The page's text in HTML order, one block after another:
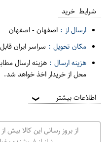
شرایط خرید
ارسال از : اصفهان-اصفهان
مکان تحویل : سراسر ایران
هزینه ارسال : هزینه ارسال
محل از خریدار اخذ خواهد شد.
اطلاعات بیشتر ❯
از بروز رسانی این کالا